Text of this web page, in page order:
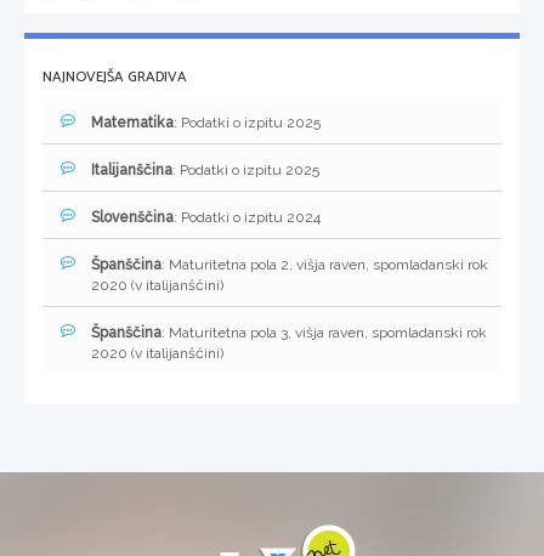
NAJNOVEJŠA GRADIVA
Matematika: Podatki o izpitu 2025
Italijanščina: Podatki o izpitu 2025
Slovenščina: Podatki o izpitu 2024
Španščina: Maturitetna pola 2, višja raven, spomladanski rok
2020 (v italijanščini)
Španščina: Maturitetna pola 3, višja raven, spomladanski rok
2020 (v italijanščini)